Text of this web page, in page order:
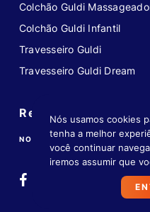
Colchão Guldi
Colchão Guldi Infantil
Travesseiro Guldi
Travesseiro Guldi Dream
Redes sociais
NOS ACOMPANHE NAS
Nós usamos cookies
tenha a melhor
você continuar
iremos assumir que